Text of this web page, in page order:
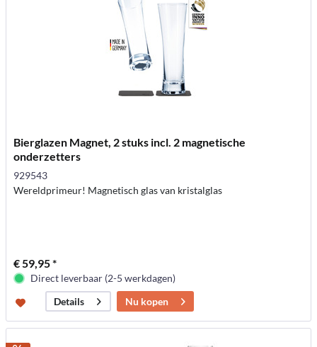
Bierglazen Magnet, 2 stuks incl. 2 magnetische
onderzetters
929543
Wereldprimeur! Magnetisch glas van kristalglas
€ 59,95 *
Direct leverbaar (2-5 werkdagen)
Details
Nu kopen